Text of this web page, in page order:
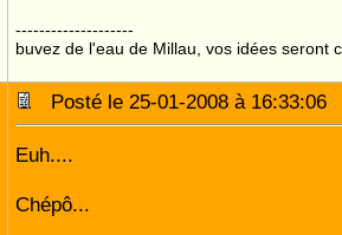
--------------------
buvez de l'eau de Millau, vos idées seront
Posté le 25-01-2008 à
Euh....
Chépô...